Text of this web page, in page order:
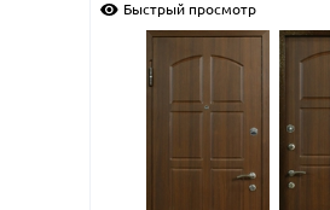
Быстрый просмотр